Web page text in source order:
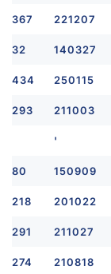
367 221207
32 140327
434 250115
293 211003
'
80 150909
218 201022
291 211027
274 210818